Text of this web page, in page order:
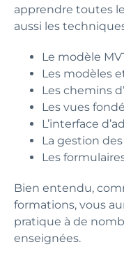
apprendre toutes
aussi les
Le modèle
Les modèles
Les chemins
Les vues
L’interface
La gestion
Les
Bien entendu,
formations, vous
pratique à de
enseignées.